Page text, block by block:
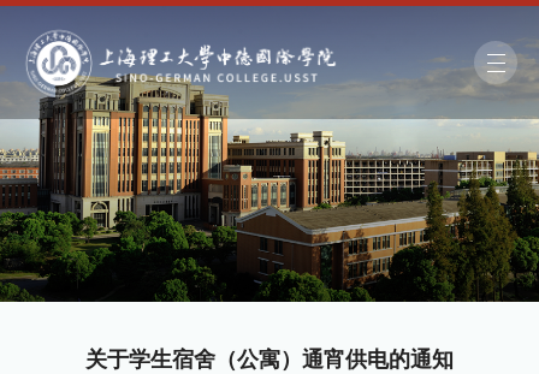
关于学生宿舍（公寓）通宵供电的通知